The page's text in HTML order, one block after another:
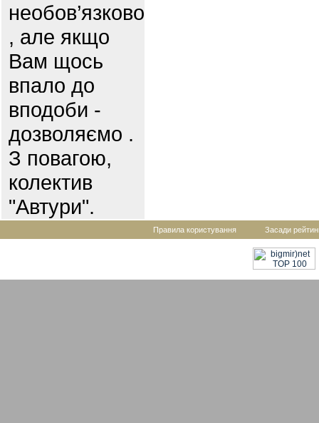
необов’язково
, але якщо
Вам щось
впало до
вподоби -
дозволяємо .
З повагою,
колектив
"Автури".
Правила користування Засади